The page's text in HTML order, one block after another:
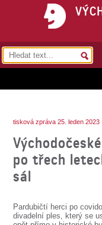
tisková zpráva 25. leden 2023
po třech
sál
Pardubičtí herci po
divadelní ples, který se